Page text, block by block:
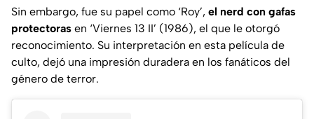
Sin embargo, fue su papel como ‘Roy’, el nerd con gafas
protectoras en ‘Viernes 13 II’ (1986), el que le otorgó
reconocimiento. Su interpretación en esta película de
culto, dejó una impresión duradera en los fanáticos del
género de terror.